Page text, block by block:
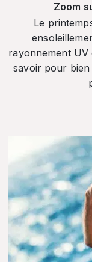
Zoom
Le
rayonnement
savoir pour bien